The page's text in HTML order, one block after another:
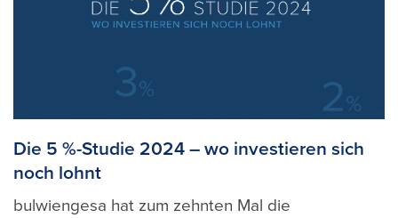
Die 5 %-Studie 2024 – wo investieren sich
noch lohnt
bulwiengesa hat zum zehnten Mal die